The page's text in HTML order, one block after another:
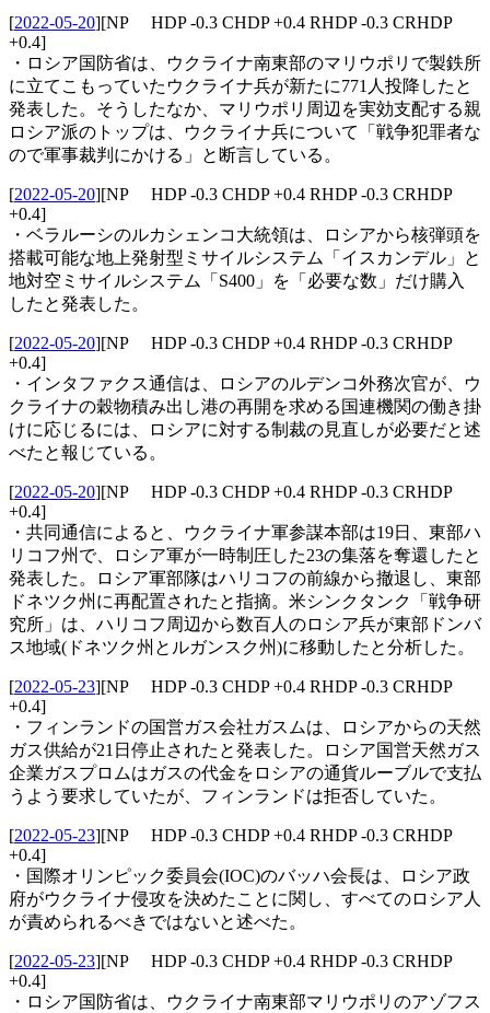
[2022-05-20][NP HDP -0.3 CHDP +0.4 RHDP -0.3 CRHDP
+0.4]
・ロシア国防省は、ウクライナ南東部のマリウポリで製鉄所
に立てこもっていたウクライナ兵が新たに771人投降したと
発表した。そうしたなか、マリウポリ周辺を実効支配する親
ロシア派のトップは、ウクライナ兵について「戦争犯罪者な
ので軍事裁判にかける」と断言している。
[2022-05-20][NP HDP -0.3 CHDP +0.4 RHDP -0.3 CRHDP
+0.4]
・ベラルーシのルカシェンコ大統領は、ロシアから核弾頭を
搭載可能な地上発射型ミサイルシステム「イスカンデル」と
地対空ミサイルシステム「S400」を「必要な数」だけ購入
したと発表した。
[2022-05-20][NP HDP -0.3 CHDP +0.4 RHDP -0.3 CRHDP
+0.4]
・インタファクス通信は、ロシアのルデンコ外務次官が、ウ
クライナの穀物積み出し港の再開を求める国連機関の働き掛
けに応じるには、ロシアに対する制裁の見直しが必要だと述
べたと報じている。
[2022-05-20][NP HDP -0.3 CHDP +0.4 RHDP -0.3 CRHDP
+0.4]
・共同通信によると、ウクライナ軍参謀本部は19日、東部ハ
リコフ州で、ロシア軍が一時制圧した23の集落を奪還したと
発表した。ロシア軍部隊はハリコフの前線から撤退し、東部
ドネツク州に再配置されたと指摘。米シンクタンク「戦争研
究所」は、ハリコフ周辺から数百人のロシア兵が東部ドンバ
ス地域(ドネツク州とルガンスク州)に移動したと分析した。
[2022-05-23][NP HDP -0.3 CHDP +0.4 RHDP -0.3 CRHDP
+0.4]
・フィンランドの国営ガス会社ガスムは、ロシアからの天然
ガス供給が21日停止されたと発表した。ロシア国営天然ガス
企業ガスプロムはガスの代金をロシアの通貨ルーブルで支払
うよう要求していたが、フィンランドは拒否していた。
[2022-05-23][NP HDP -0.3 CHDP +0.4 RHDP -0.3 CRHDP
+0.4]
・国際オリンピック委員会(IOC)のバッハ会長は、ロシア政
府がウクライナ侵攻を決めたことに関し、すべてのロシア人
が責められるべきではないと述べた。
[2022-05-23][NP HDP -0.3 CHDP +0.4 RHDP -0.3 CRHDP
+0.4]
・ロシア国防省は、ウクライナ南東部マリウポリのアゾフス